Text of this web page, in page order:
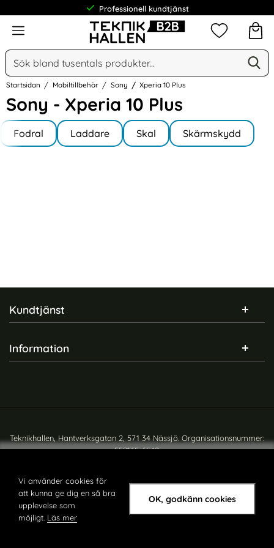
Vi använder cookies för
att kunna ge dig en så bra
upplevelse som
möjligt. Läs mer
OK, godkänn cookies
Professionell kundtjänst
Meny
Sök
Sök på Narse Group AB
Mina
Startsidan Mobiltillbehör Sony Xperia 10 Plus
Sony - Xperia 10 Plus
Hoppa
produkter
Underkategorier
Fodral Laddare Skal Skärmskydd
Sidfot Blandad info och länkar
Kundtjänst
Information
Teknikhallen, Hantverksgatan 2, 571 34 Nässjö. Organisationsnummer:
559165-6540